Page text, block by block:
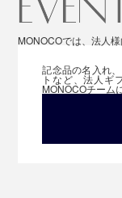
MONOCOでは、法人
記念品の名入れ
トなど、法人ギ
MONOCOチーム